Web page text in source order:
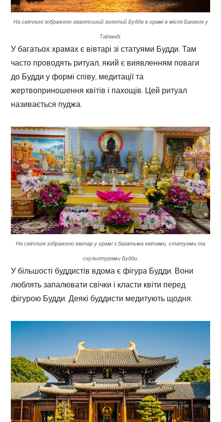
На світлині зображено гігантський золотий Будда в храмі в місті Бангкок у
Таїланді.
У багатьох храмах є вівтарі зі статуями Будди. Там
часто проводять ритуал, який є виявленням поваги
до Будди у формі співу, медитації та
жертвоприношення квітів і пахощів. Цей ритуал
називається пуджа.
На світлині зображено вівтар у храмі з багатьма квітами, статуями та
скульптурами Будди.
У більшості буддистів вдома є фігура Будди. Вони
люблять запалювати свічки і класти квіти перед
фігурою Будди. Деякі буддисти медитують щодня.